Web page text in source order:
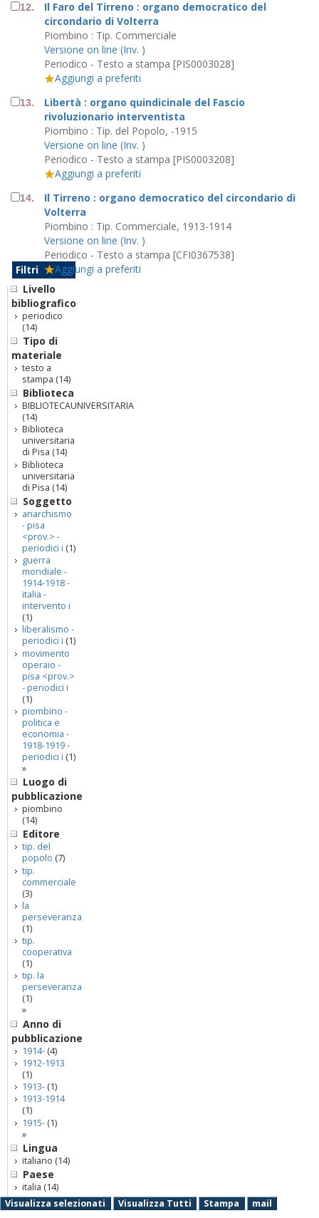
12.
Il Faro del Tirreno : organo democratico del
circondario di Volterra
Piombino : Tip. Commerciale
Versione on line (Inv. )
Periodico - Testo a stampa [PIS0003028]
Aggiungi a preferiti
13.
Libertà : organo quindicinale del Fascio
rivoluzionario interventista
Piombino : Tip. del Popolo, -1915
Versione on line (Inv. )
Periodico - Testo a stampa [PIS0003208]
Aggiungi a preferiti
14.
Il Tirreno : organo democratico del circondario di
Volterra
Piombino : Tip. Commerciale, 1913-1914
Versione on line (Inv. )
Periodico - Testo a stampa [CFI0367538]
Aggiungi a preferiti
Filtri
Livello
bibliografico
periodico
(14)
Tipo di
materiale
testo a
stampa (14)
Biblioteca
BIBLIOTECAUNIVERSITARIA
(14)
Biblioteca
universitaria
di Pisa (14)
Biblioteca
universitaria
di Pisa (14)
Soggetto
anarchismo
- pisa
<prov.> -
periodici i (1)
guerra
mondiale -
1914-1918 -
italia -
intervento i
(1)
liberalismo -
periodici i (1)
movimento
operaio -
pisa <prov.>
- periodici i
(1)
piombino -
politica e
economia -
1918-1919 -
periodici i (1)
»
Luogo di
pubblicazione
piombino
(14)
Editore
tip. del
popolo (7)
tip.
commerciale
(3)
la
perseveranza
(1)
tip.
cooperativa
(1)
tip. la
perseveranza
(1)
»
Anno di
pubblicazione
1914- (4)
1912-1913
(1)
1913- (1)
1913-1914
(1)
1915- (1)
»
Lingua
italiano (14)
Paese
italia (14)
Visualizza selezionati
Visualizza Tutti Stampa mail